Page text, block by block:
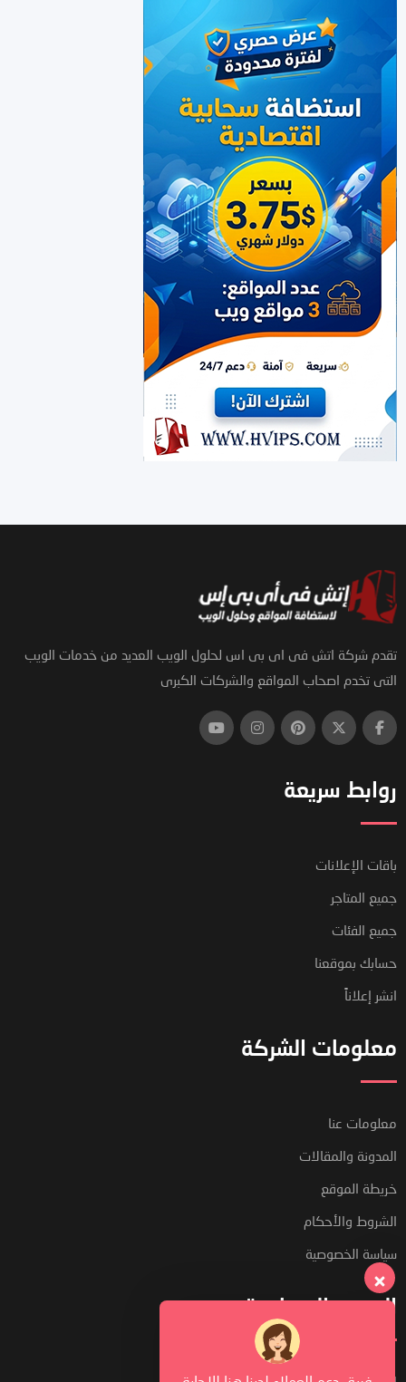
تقدم شركة اتش فى اى بى اس لحلول الويب العديد من خدمات الويب
التى تخدم اصحاب المواقع والشركات الكبرى
روابط سريعة
باقات الإعلانات
جميع المتاجر
جميع الفئات
حسابك بموقعنا
انشر إعلاناً
معلومات الشركة
معلومات عنا
المدونة والمقالات
خريطة الموقع
الشروط والأحكام
سياسة الخصوصية
الدعم والمساعدة